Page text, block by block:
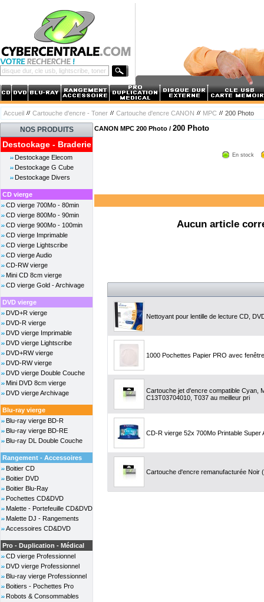
Accueil Cartouche d'encre - Toner Cartouche d'encre CANON MPC 200 Photo
NOS PRODUITS
Destockage - Braderie
Destockage Elecom
Destockage G Cube
Destockage Divers
CD vierge
CD vierge 700Mo - 80min
CD vierge 800Mo - 90min
CD vierge 900Mo - 100min
CD vierge Imprimable
CD vierge Lightscribe
CD vierge Audio
CD-RW vierge
Mini CD 8cm vierge
CD vierge Gold - Archivage
DVD vierge
DVD+R vierge
DVD-R vierge
DVD vierge Imprimable
DVD vierge Lightscribe
DVD+RW vierge
DVD-RW vierge
DVD vierge Double Couche
Mini DVD 8cm vierge
DVD vierge Archivage
Blu-ray vierge
Blu-ray vierge BD-R
Blu-ray vierge BD-RE
Blu-ray DL Double Couche
Rangement - Accessoires
Boitier CD
Boitier DVD
Boitier Blu-Ray
Pochettes CD&DVD
Malette - Portefeuille CD&DVD
Malette DJ - Rangements
Accessoires CD&DVD
Pro - Duplication - Médical
CD vierge Professionnel
DVD vierge Professionnel
Blu-ray vierge Professionnel
Boitiers - Pochettes Pro
Robots & Consommables
CANON MPC 200 Photo / 200 Photo
En stock
Aucun article
Nettoyant pour lentille de lecture CD,
1000 Pochettes Papier PRO avec
Cartouche jet d'encre compatible Cyan,
C13T03704010, T037 au meilleur pri
CD-R vierge 52x 700Mo Printable Super
Cartouche d'encre remanufacturée Noir